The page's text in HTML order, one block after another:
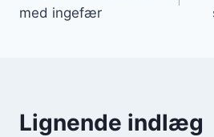
med ingefær
Lignende indlæg